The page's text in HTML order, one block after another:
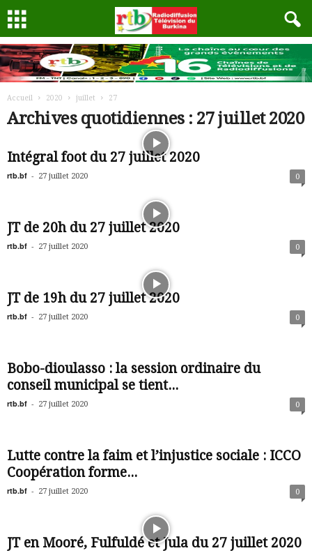
Accueil 2020 juillet 27
Archives quotidiennes : 27 juillet 2020
Intégral foot du 27 juillet 2020
rtb.bf - 27 juillet 2020 0
JT de 20h du 27 juillet 2020
rtb.bf - 27 juillet 2020 0
JT de 19h du 27 juillet 2020
rtb.bf - 27 juillet 2020 0
Bobo-dioulasso : la session ordinaire du
conseil municipal se tient...
rtb.bf - 27 juillet 2020 0
Lutte contre la faim et l’injustice sociale : ICCO
Coopération forme...
rtb.bf - 27 juillet 2020 0
JT en Mooré, Fulfuldé et Jula du 27 juillet 2020